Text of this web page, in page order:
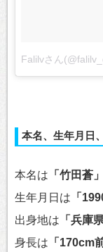
Falilvさん
本名、生年月日
本名は 「竹田蒼」
生年月日は 「
出身地は 「兵庫
身長は 「170cm